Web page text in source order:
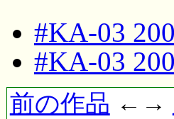
#KA-03
#KA-03
前の作品 ←→